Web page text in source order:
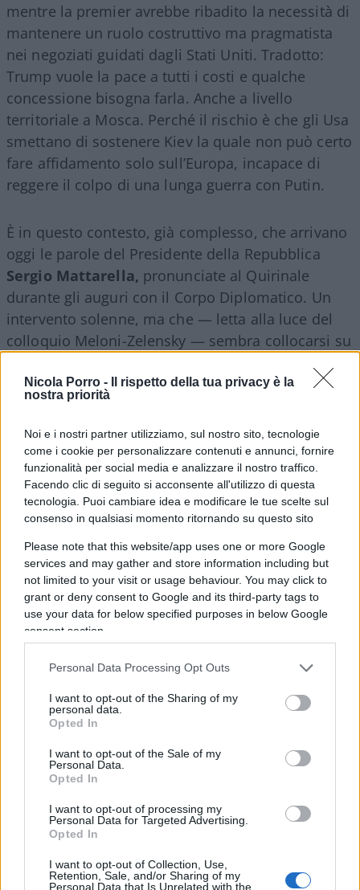
Nicola Porro -
Il rispetto della tua privacy è la
nostra priorità
Noi e i nostri partner utilizziamo, sul nostro sito, tecnologie
come i cookie per personalizzare contenuti e annunci, fornire
funzionalità per social media e analizzare il nostro traffico.
Facendo clic di seguito si acconsente all'utilizzo di questa
tecnologia. Puoi cambiare idea e modificare le tue scelte sul
consenso in qualsiasi momento ritornando su questo sito
Please note that this website/app uses one or more Google
services and may gather and store information including but
not limited to your visit or usage behaviour. You may click to
grant or deny consent to Google and its third-party tags to
use your data for below specified purposes in below Google
consent section.
Personal Data Processing Opt Outs
I want to opt-out of the Sharing of my
personal data.
Opted In
I want to opt-out of the Sale of my
Personal Data.
Opted In
I want to opt-out of processing my
Personal Data for Targeted Advertising.
Opted In
I want to opt-out of Collection, Use,
Retention, Sale, and/or Sharing of my
Personal Data that Is Unrelated with the
mentre la premier avrebbe ribadito la necessità di
mantenere un ruolo costruttivo ma pragmatista
nei negoziati guidati dagli Stati Uniti. Tradotto:
Trump vuole la pace a tutti i costi e qualche
concessione bisogna farla. Anche a livello
territoriale a Mosca. Perché il rischio è che gli Usa
smettano di sostenere Kiev la quale non può certo
fare affidamento solo sull’Europa, incapace di
reggere il colpo di una lunga guerra con Putin.
È in questo contesto, già complesso, che arrivano
oggi le parole del Presidente della Repubblica
Sergio Mattarella, pronunciate al Quirinale
durante gli auguri con il Corpo Diplomatico. Un
intervento solenne, ma che — letta alla luce del
colloquio Meloni-Zelensky — sembra collocarsi su
aperture della premier verso una trattativa
realistica.
Mattarella ha infatti ribadito in modo netto che
’Europa e l’Italia restano saldamente al
fianco dell’Ucrainae del suo popolo, con
l’obiettivo di una pace equa, giusta e duratura,
rispettosa del diritto internazionale,
dell’indipendenza, della sovranità, dell’integrità
territoriale, della sicurezza ucraine». Un
riferimento esplicito all’integrità territoriale che,
implicita di qualsiasi ipotesi di concessione
territoriale — anche se frutto di pressioni
negoziali internazionali.
Il Presidente ha anche affermato che «non può
essere muovere guerra per fare la pace: è
paradossale», aggiungendo che «appare insensata
la pace evocata da chi, muovendo guerra,
che rimettono al centro una concezione